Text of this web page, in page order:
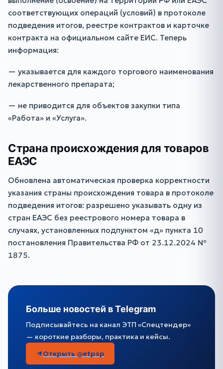
соответствующих операций (условий) в протоколе
подведения итогов, реестре контрактов и карточке
контракта на официальном сайте ЕИС. Теперь
информация:
— указывается для каждого торгового наименования
лекарственного препарата;
— не приводится для объектов закупки типа
«Работа» и «Услуга».
Страна происхождения для товаров
ЕАЭС
Обновлена автоматическая проверка корректности
указания страны происхождения товара в протоколе
подведения итогов: разрешено указывать одну из
стран ЕАЭС без реестрового номера товара в
случаях, установленных подпунктом «д» пункта 10
постановления Правительства РФ от 23.12.2024 №
1875.
Больше новостей в Telegram
Подписывайтесь на канал ЭТП «Спецтендер»
— короткие разборы, практика и кейсы.
Открыть @etpsp